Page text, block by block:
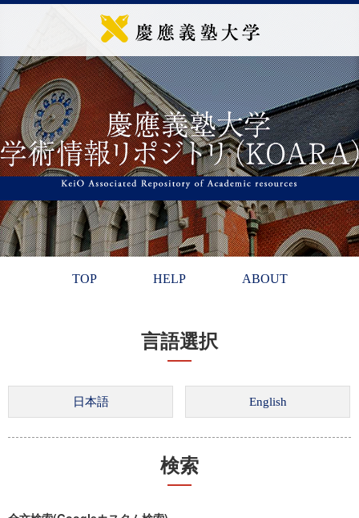
TOP HELP ABOUT
言語選択
検索